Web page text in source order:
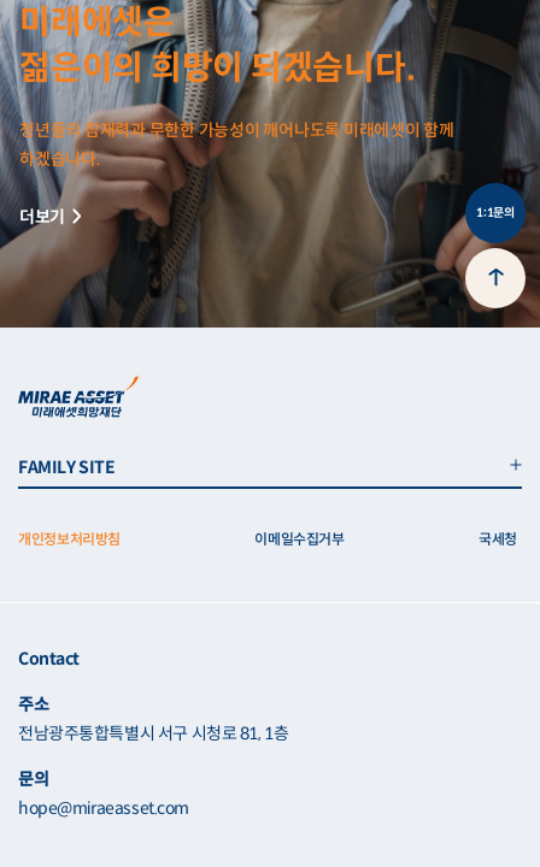
미래에셋은
젊은이의 희망이 되겠습니다.
청년들의 잠재력과 무한한 가능성이 깨어나도록 미래에셋이 함께
하겠습니다.
더보기 1:1문의
FAMILY SITE
개인정보처리방침 이메일수집거부 국세청
Contact
주소
전남광주통합특별시 서구 시청로 81, 1층
문의
hope@miraeasset.com